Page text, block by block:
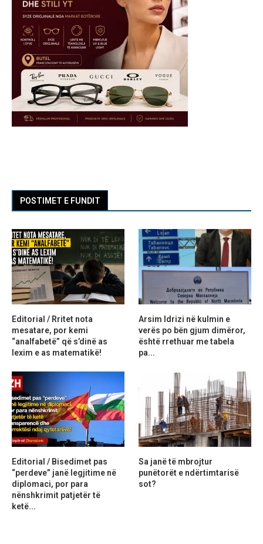
POSTIMET E FUNDIT
Editorial / Rritet nota
mesatare, por kemi
“analfabetë” që s’dinë as
lexim e as matematikë!
Arsim Idrizi në kulmin e
verës po bën gjum dimëror,
është rrethuar me tabela
pa...
Editorial / Bisedimet pas
“perdeve” janë legjitime në
diplomaci, por para
nënshkrimit patjetër të
ketë...
Sa janë të mbrojtur
punëtorët e ndërtimtarisë
sot?